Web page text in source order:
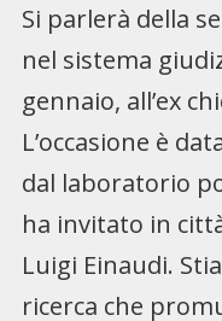
Si parlerà della
nel sistema
gennaio, all’ex
L’occasione è
dal laboratorio
ha invitato in
Luigi Einaudi.
ricerca che